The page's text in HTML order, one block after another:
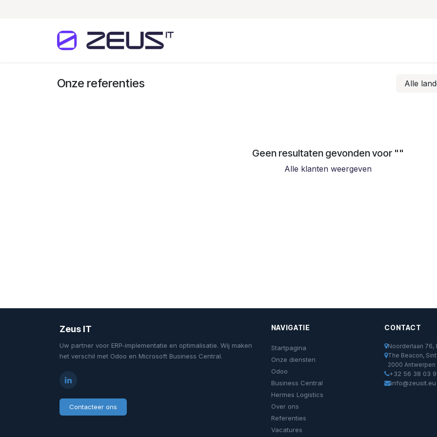
Onze referenties Alle
Geen resultaten gevonden voor ""
Alle klanten weergeven
Zeus IT
Uw partner voor ERP-implementatie en optimalisatie. Wij maken
het verschil met Odoo en Microsoft Business Central.
Contacteer ons
NAVIGATIE
Startpagina
Onze diensten
Odoo
Business Central
Hermes Logistics
Over ons
Referenties
Vacatures
CONTACT
Noorderlaan 76,
The Beacon,
2000 Antwerpen
+32 56 38 03
info@zeusit.eu